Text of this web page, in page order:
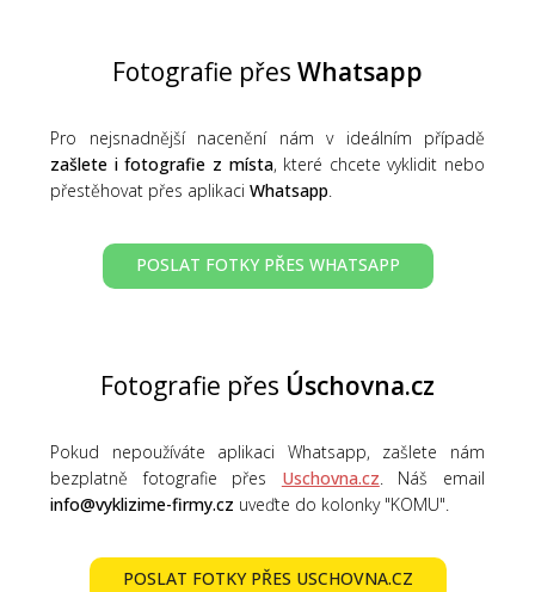
Fotografie přes Whatsapp
Pro nejsnadnější nacenění nám v ideálním případě
zašlete i fotografie z místa, které chcete vyklidit nebo
přestěhovat přes aplikaci Whatsapp.
POSLAT FOTKY PŘES WHATSAPP
Fotografie přes Úschovna.cz
Pokud nepoužíváte aplikaci Whatsapp, zašlete nám
bezplatně fotografie přes Uschovna.cz. Náš email
info@vyklizime-firmy.cz uveďte do kolonky "KOMU".
POSLAT FOTKY PŘES USCHOVNA.CZ